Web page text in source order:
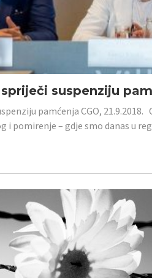
suspenziju
pamćenja CGO,
i pomirenje – gdje smo danas u